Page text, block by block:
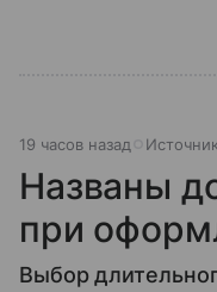
19 часов назад
Названы
при
Выбор